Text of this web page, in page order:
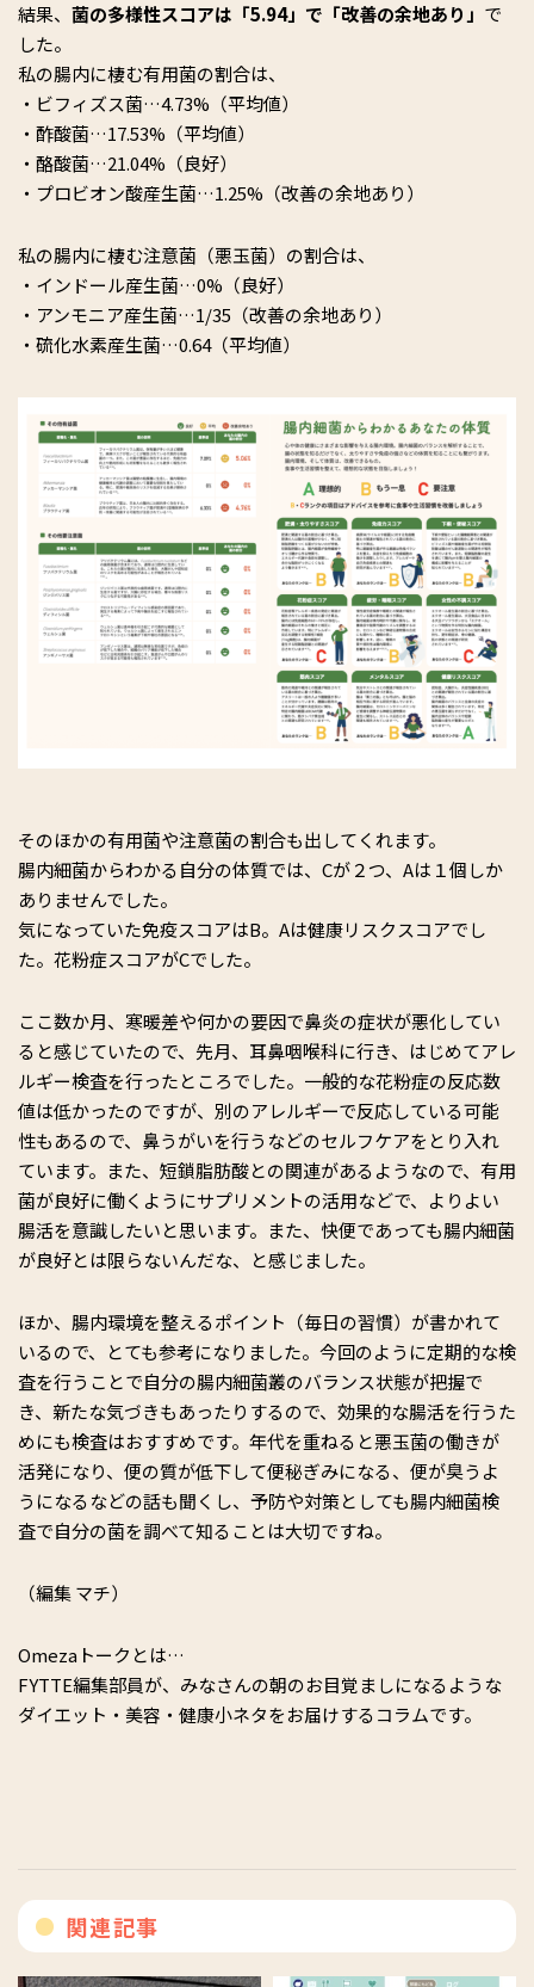
結果、 菌の多様性スコアは「5.94」で「改善の余地あり」 で
した。
私の腸内に棲む有用菌の割合は、
・ビフィズス菌…4.73%（平均値）
・酢酸菌…17.53%（平均値）
・酪酸菌…21.04%（良好）
・プロビオン酸産生菌…1.25%（改善の余地あり）
私の腸内に棲む注意菌（悪玉菌）の割合は、
・インドール産生菌…0%（良好）
・アンモニア産生菌…1/35（改善の余地あり）
・硫化水素産生菌…0.64（平均値）
そのほかの有用菌や注意菌の割合も出してくれます。
腸内細菌からわかる自分の体質では、Cが２つ、Aは１個しか
ありませんでした。
気になっていた免疫スコアはB。Aは健康リスクスコアでし
た。花粉症スコアがCでした。
ここ数か月、寒暖差や何かの要因で鼻炎の症状が悪化してい
ると感じていたので、先月、耳鼻咽喉科に行き、はじめてアレ
ルギー検査を行ったところでした。一般的な花粉症の反応数
値は低かったのですが、別のアレルギーで反応している可能
性もあるので、鼻うがいを行うなどのセルフケアをとり入れ
ています。また、短鎖脂肪酸との関連があるようなので、有用
菌が良好に働くようにサプリメントの活用などで、よりよい
腸活を意識したいと思います。また、快便であっても腸内細菌
が良好とは限らないんだな、と感じました。
ほか、腸内環境を整えるポイント（毎日の習慣）が書かれて
いるので、とても参考になりました。今回のように定期的な検
査を行うことで自分の腸内細菌叢のバランス状態が把握で
き、新たな気づきもあったりするので、効果的な腸活を行うた
めにも検査はおすすめです。年代を重ねると悪玉菌の働きが
活発になり、便の質が低下して便秘ぎみになる、便が臭うよ
うになるなどの話も聞くし、予防や対策としても腸内細菌検
査で自分の菌を調べて知ることは大切ですね。
（編集 マチ）
Omezaトークとは…
FYTTE編集部員が、みなさんの朝のお目覚ましになるような
ダイエット・美容・健康小ネタをお届けするコラムです。
関連記事